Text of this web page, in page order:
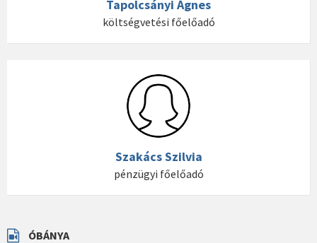
Tapolcsányi Ágnes
költségvetési főelőadó
Szakács Szilvia
pénzügyi főelőadó
ÓBÁNYA